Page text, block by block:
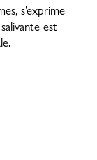
s’exprime
est